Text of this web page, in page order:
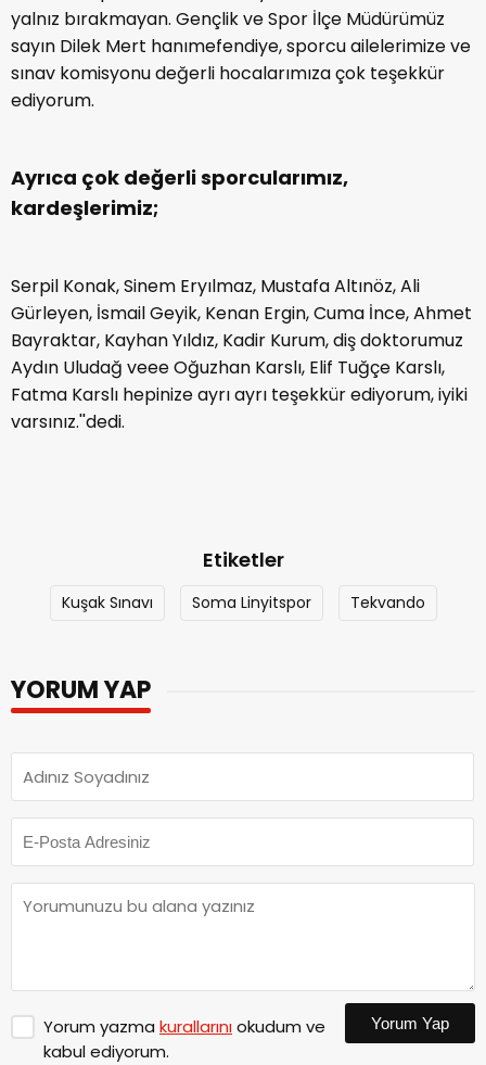
yalnız bırakmayan. Gençlik ve Spor İlçe Müdürümüz
sayın Dilek Mert hanımefendiye, sporcu ailelerimize ve
sınav komisyonu değerli hocalarımıza çok teşekkür
ediyorum.
Ayrıca çok değerli sporcularımız,
kardeşlerimiz;
Serpil Konak, Sinem Eryılmaz, Mustafa Altınöz, Ali
Gürleyen, İsmail Geyik, Kenan Ergin, Cuma İnce, Ahmet
Bayraktar, Kayhan Yıldız, Kadir Kurum, diş doktorumuz
Aydın Uludağ veee Oğuzhan Karslı, Elif Tuğçe Karslı,
Fatma Karslı hepinize ayrı ayrı teşekkür ediyorum, iyiki
varsınız.''dedi.
Etiketler
Kuşak Sınavı Soma Linyitspor Tekvando
YORUM YAP
Yorum yazma kurallarınıokudum ve
kabul ediyorum.
Yorum Yap